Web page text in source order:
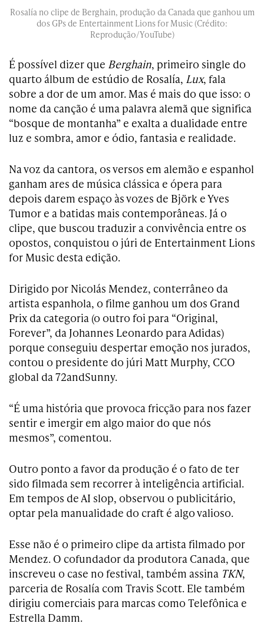
Rosalía no clipe de Berghain, produção da Canada que ganhou um
dos GPs de Entertainment Lions for Music (Crédito:
Reprodução/YouTube)
É possível dizer que Berghain, primeiro single do
quarto álbum de estúdio de Rosalía, Lux, fala
sobre a dor de um amor. Mas é mais do que isso: o
nome da canção é uma palavra alemã que significa
“bosque de montanha” e exalta a dualidade entre
luz e sombra, amor e ódio, fantasia e realidade.
Na voz da cantora, os versos em alemão e espanhol
ganham ares de música clássica e ópera para
depois darem espaço às vozes de Björk e Yves
Tumor e a batidas mais contemporâneas. Já o
clipe, que buscou traduzir a convivência entre os
opostos, conquistou o júri de Entertainment Lions
for Music desta edição.
Dirigido por Nicolás Mendez, conterrâneo da
artista espanhola, o filme ganhou um dos Grand
Prix da categoria (o outro foi para “Original,
Forever”, da Johannes Leonardo para Adidas)
porque conseguiu despertar emoção nos jurados,
contou o presidente do júri Matt Murphy, CCO
global da 72andSunny.
“É uma história que provoca fricção para nos fazer
sentir e imergir em algo maior do que nós
mesmos”, comentou.
Outro ponto a favor da produção é o fato de ter
sido filmada sem recorrer à inteligência artificial.
Em tempos de AI slop, observou o publicitário,
optar pela manualidade do craft é algo valioso.
Esse não é o primeiro clipe da artista filmado por
Mendez. O cofundador da produtora Canada, que
inscreveu o case no festival, também assina TKN,
parceria de Rosalía com Travis Scott. Ele também
dirigiu comerciais para marcas como Telefônica e
Estrella Damm.